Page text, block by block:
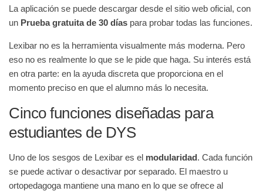
La aplicación se puede descargar desde el sitio web oficial, con
un Prueba gratuita de 30 días para probar todas las funciones.
Lexibar no es la herramienta visualmente más moderna. Pero
eso no es realmente lo que se le pide que haga. Su interés está
en otra parte: en la ayuda discreta que proporciona en el
momento preciso en que el alumno más lo necesita.
Cinco funciones diseñadas para
estudiantes de DYS
Uno de los sesgos de Lexibar es el modularidad. Cada función
se puede activar o desactivar por separado. El maestro u
ortopedagoga mantiene una mano en lo que se ofrece al